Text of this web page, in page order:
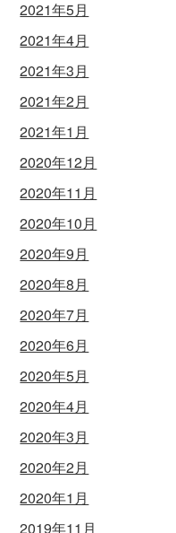
2021年5月
2021年4月
2021年3月
2021年2月
2021年1月
2020年12月
2020年11月
2020年10月
2020年9月
2020年8月
2020年7月
2020年6月
2020年5月
2020年4月
2020年3月
2020年2月
2020年1月
2019年11月